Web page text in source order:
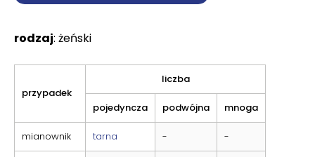
rodzaj: żeński
przypadek
liczba
pojedyncza podwójna mnoga
mianownik tarna - -